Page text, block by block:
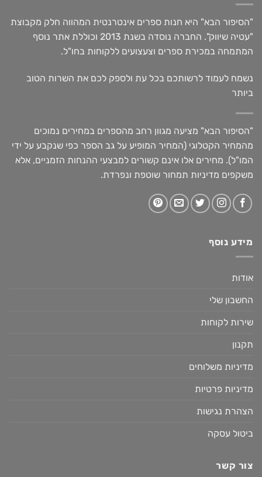
"הסיפור הבא" היא חנות ספרים אינטרנטית המהווה חלק מקבוצת
"עטיה שיווק". החברה נוסדה בשנת 2013 וכוללת אתר נוסף
המתמחה במכירת ספרים וצעצועים ללקוחות בחו"ל.
נשמח לעמוד לרשותכם בכל עת ולספק לכם את השרות הטוב
ביותר
"הסיפור הבא" מציעה מגוון רחב מהספרים במחירים נמוכים
מהמחיר הקטלוגי (המחיר המופיע על גב הספר כפי שנקבע על ידי
המו"ל). מחירים אלו אינם קשורים למבצעי ההנחות הזמניים, אלא
משקפים מדיניות תמחור שוטפת ונפרדת.
מידע נוסף
אודות
החשבון שלי
שירות לקוחות
תקנון
מדיניות משלוחים
מדיניות פרטיות
הצהרת נגישות
ביטול עסקה
צור קשר